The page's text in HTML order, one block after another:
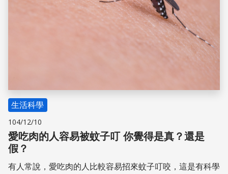
生活科學
104/12/10
愛吃肉的人容易被蚊子叮 你覺得是真？還是
假？
有人常說，愛吃肉的人比較容易招來蚊子叮咬，這是有科學